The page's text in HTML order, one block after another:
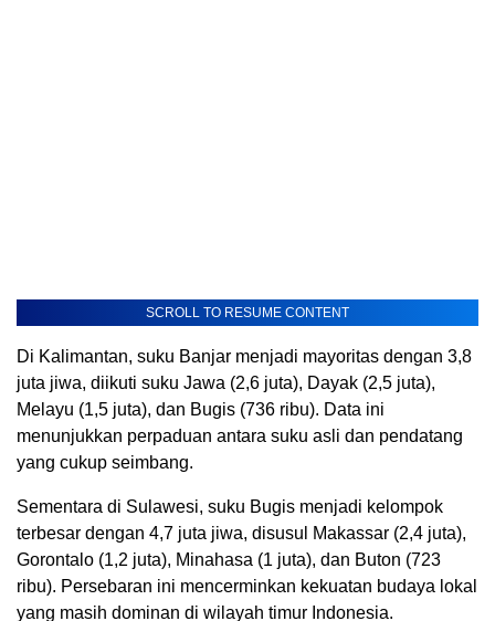
SCROLL TO RESUME CONTENT
Di Kalimantan, suku Banjar menjadi mayoritas dengan 3,8
juta jiwa, diikuti suku Jawa (2,6 juta), Dayak (2,5 juta),
Melayu (1,5 juta), dan Bugis (736 ribu). Data ini
menunjukkan perpaduan antara suku asli dan pendatang
yang cukup seimbang.
Sementara di Sulawesi, suku Bugis menjadi kelompok
terbesar dengan 4,7 juta jiwa, disusul Makassar (2,4 juta),
Gorontalo (1,2 juta), Minahasa (1 juta), dan Buton (723
ribu). Persebaran ini mencerminkan kekuatan budaya lokal
yang masih dominan di wilayah timur Indonesia.